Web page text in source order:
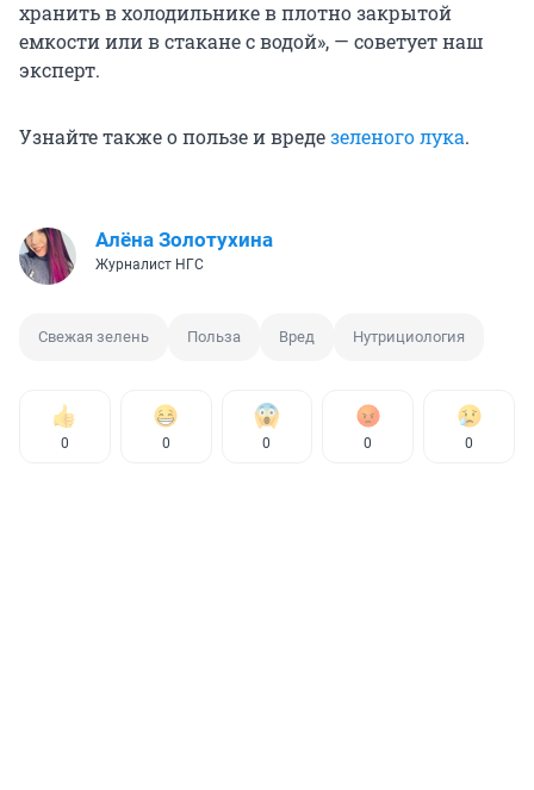
хранить в холодильнике в плотно закрытой
емкости или в стакане с водой», — советует наш
эксперт.
Узнайте также о пользе и вредезеленого лука.
Алёна Золотухина
Журналист НГС
Свежая зелень Польза Вред Нутрициология
0 0 0 0 0